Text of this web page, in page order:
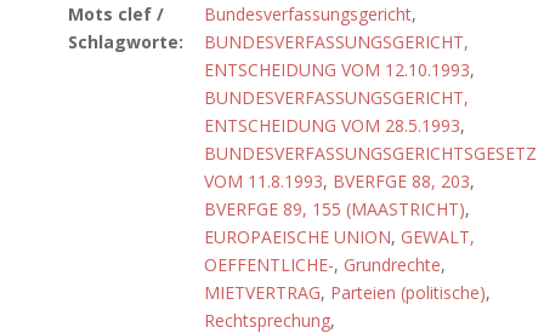
Mots clef /
Schlagworte:
Bundesverfassungsgericht,
BUNDESVERFASSUNGSGERICHT,
ENTSCHEIDUNG VOM 12.10.1993,
BUNDESVERFASSUNGSGERICHT,
ENTSCHEIDUNG VOM 28.5.1993,
BUNDESVERFASSUNGSGERICHTSGESETZ
VOM 11.8.1993, BVERFGE 88, 203,
BVERFGE 89, 155 (MAASTRICHT),
EUROPAEISCHE UNION, GEWALT,
OEFFENTLICHE-, Grundrechte,
MIETVERTRAG, Parteien (politische),
Rechtsprechung,